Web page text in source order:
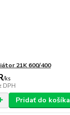
21K 600/400
/ks
DPH
Pridať do košíka